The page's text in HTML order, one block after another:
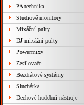
PA technika
Studiové monitory
Mixážní pulty
DJ mixážní pulty
Powermixy
Zesilovače
Bezdrátové systémy
Sluchátka
Dechové hudební nástroje